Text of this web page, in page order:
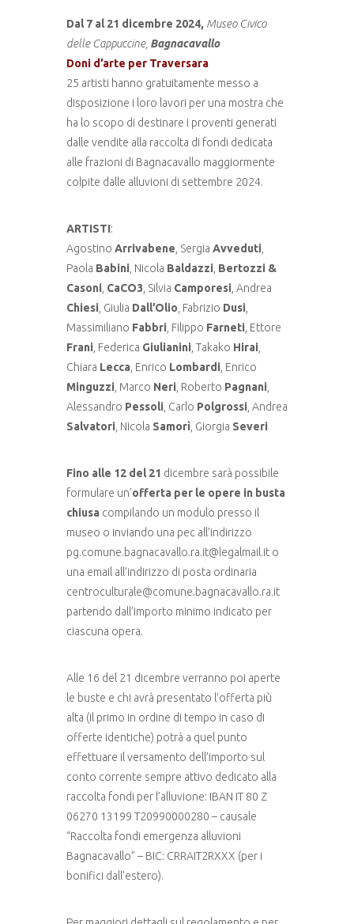
Dal 7 al 21 dicembre 2024, Museo Civico
delle Cappuccine, Bagnacavallo
Doni d’arte per Traversara
25 artisti hanno gratuitamente messo a
disposizione i loro lavori per una mostra che
ha lo scopo di destinare i proventi generati
dalle vendite alla raccolta di fondi dedicata
alle frazioni di Bagnacavallo maggiormente
colpite dalle alluvioni di settembre 2024.
ARTISTI:
Agostino Arrivabene , Sergia Avveduti
Paola Babini , Nicola Baldazzi Bertozzi &
Casoni CaCO3 , Silvia Camporesi , Andrea
Chiesi , Giulia Dall’Olio , Fabrizio Dusi
Massimiliano Fabbri , Filippo Farneti , Ettore
Frani , Federica Giulianini , Takako Hirai
Chiara Lecca , Enrico Lombardi , Enrico
Minguzzi , Marco Neri , Roberto Pagnani
Alessandro Pessoli , Carlo Polgrossi , Andrea
Salvatori , Nicola Samorì , Giorgia Severi
Fino alle 12 del 21 dicembre sarà possibile
formulare un’offerta per le opere in busta
chiusa compilando un modulo presso il
museo o inviando una pec all’indirizzo
pg.comune.bagnacavallo.ra.it@legalmail.it o
una email all’indirizzo di posta ordinaria
centroculturale@comune.bagnacavallo.ra.it
partendo dall’importo minimo indicato per
ciascuna opera.
Alle 16 del 21 dicembre verranno poi aperte
le buste e chi avrà presentato l’offerta più
alta (il primo in ordine di tempo in caso di
offerte identiche) potrà a quel punto
effettuare il versamento dell’importo sul
conto corrente sempre attivo dedicato alla
raccolta fondi per l’alluvione: IBAN IT 80 Z
06270 13199 T20990000280 – causale
“Raccolta fondi emergenza alluvioni
Bagnacavallo” – BIC: CRRAIT2RXXX (per i
bonifici dall’estero).